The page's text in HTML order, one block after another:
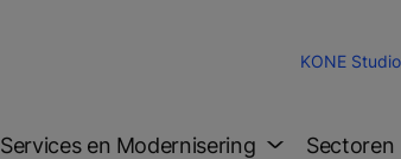
KONE Studio
Services en Modernisering Sectoren